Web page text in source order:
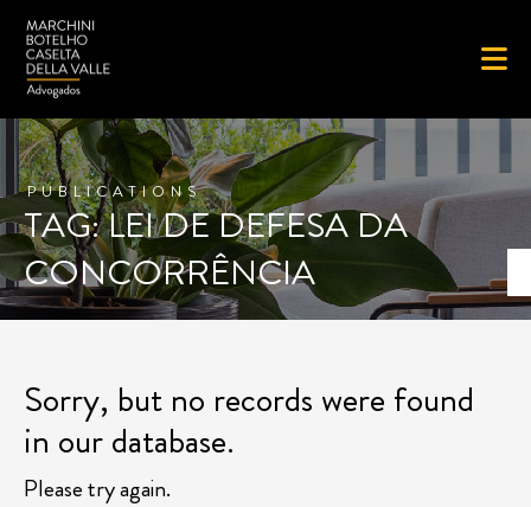
PUBLICATIONS
TAG: LEI DE DEFESA DA
CONCORRÊNCIA
Sorry, but no records were found
in our database.
Please try again.